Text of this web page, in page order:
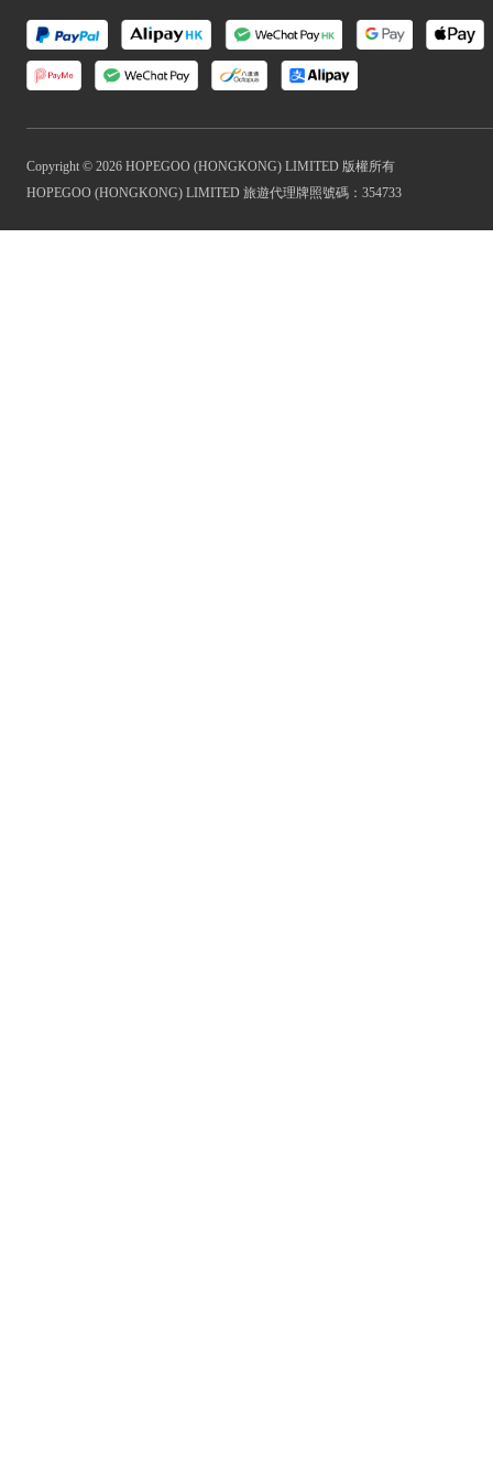
Copyright © 2026 HOPEGOO (HONGKONG) LIMITED 版權所有
HOPEGOO (HONGKONG) LIMITED 旅遊代理牌照號碼：354733